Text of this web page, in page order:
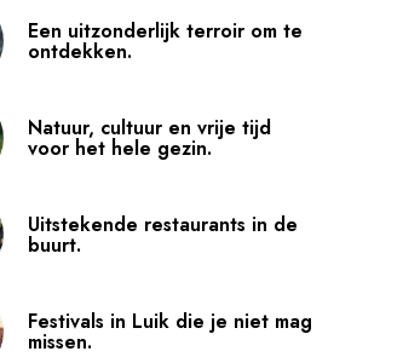
Een uitzonderlijk terroir om te
ontdekken.
Natuur, cultuur en vrije tijd
voor het hele gezin.
Uitstekende restaurants in de
buurt.
Festivals in Luik die je niet mag
missen.